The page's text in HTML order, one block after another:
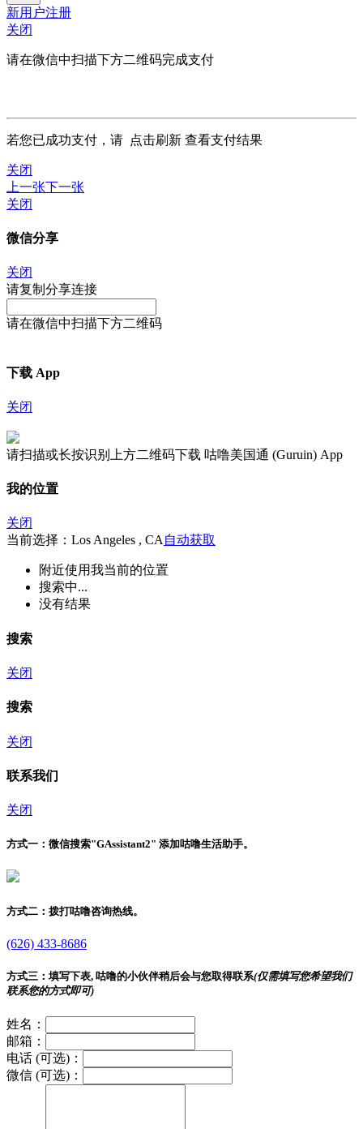
新用户注册
关闭
请在微信中扫描下方二维码完成支付
若您已成功支付，请 点击刷新 查看支付结果
关闭
上一张下一张
关闭
微信分享
关闭
请复制分享连接
请在微信中扫描下方二维码
下载 App
关闭
请扫描或长按识别上方二维码下载 咕噜美国通 (Guruin) App
我的位置
关闭
当前选择：Los Angeles , CA自动获取
附近使用我当前的位置
搜索中...
没有结果
搜索
关闭
搜索
关闭
联系我们
关闭
方式一： 微信搜索"GAssistant2" 添加咕噜生活助手。
方式二： 拨打咕噜咨询热线。
(626) 433-8686
方式三： 填写下表, 咕噜的小伙伴稍后会与您取得联系(仅需填写您希望我们
联系您的方式即可)
姓名：
邮箱：
电话 (可选)：
微信 (可选)：